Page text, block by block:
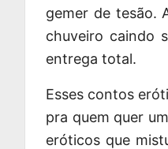
gemer de tesão.
chuveiro caindo
entrega total.
Esses contos
pra quem quer
eróticos que